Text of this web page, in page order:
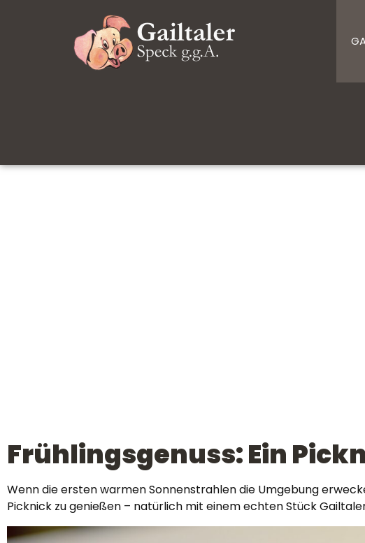
Frühlingsgenuss: Ein
Wenn die ersten warmen Sonnenstrahlen die Umgebung
Picknick zu genießen – natürlich mit einem echten Stück